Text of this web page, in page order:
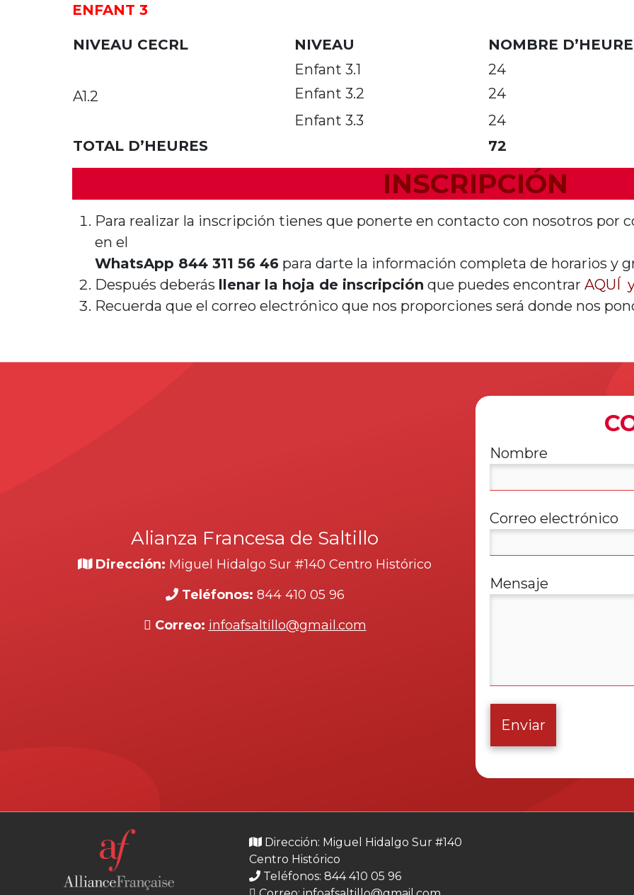
ENFANT 3
NIVEAU CECRL NIVEAU NOMBRE
A1.2
Enfant 3.1
24
Enfant 3.2
24
Enfant 3.3
24
TOTAL D’HEURES
72
INSCRIPCIÓN
Para realizar la inscripción tienes que ponerte en contacto con nosotros por
en el
WhatsApp 844 311 56 46 para darte la información completa de horarios y
Después deberás llenar la hoja de inscripción que puedes encontrar AQUÍ
Recuerda que el correo electrónico que nos proporciones será donde nos
Alianza Francesa de Saltillo
Dirección: Miguel Hidalgo Sur #140 Centro Histórico
Teléfonos: 844 410 05 96
Correo: infoafsaltillo@gmail.com
Nombre
Correo electrónico
Mensaje
Enviar
Dirección: Miguel Hidalgo Sur #140
Centro Histórico
Teléfonos: 844 410 05 96